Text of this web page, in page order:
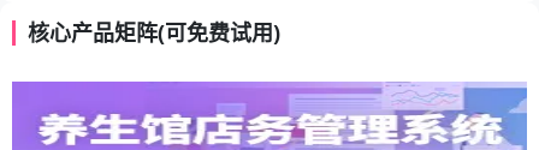
核心产品矩阵(可免费试用)